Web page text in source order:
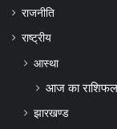
राजनीति
राष्ट्रीय
आस्था
आज का राशिफल
झारखण्ड